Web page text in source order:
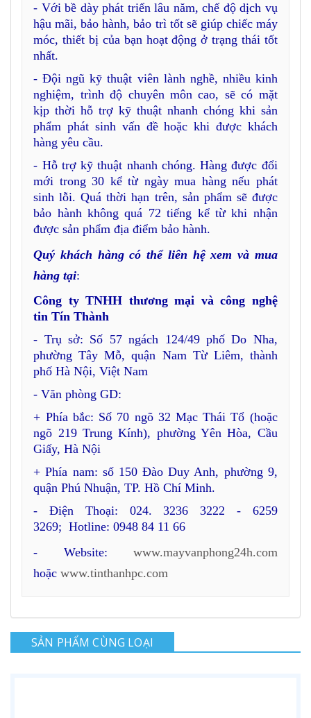
- Với bề dày phát triển lâu năm, chế độ dịch vụ
hậu mãi, bảo hành, bảo trì tốt sẽ giúp chiếc máy
móc, thiết bị của bạn hoạt động ở trạng thái tốt
nhất.
- Đội ngũ kỹ thuật viên lành nghề, nhiều kinh
nghiệm, trình độ chuyên môn cao, sẽ có mặt
kịp thời hỗ trợ kỹ thuật nhanh chóng khi sản
phẩm phát sinh vấn đề hoặc khi được khách
hàng yêu cầu.
- Hỗ trợ kỹ thuật nhanh chóng. Hàng được đổi
mới trong 30 kể từ ngày mua hàng nếu phát
sinh lỗi. Quá thời hạn trên, sản phẩm sẽ được
bảo hành không quá 72 tiếng kể từ khi nhận
được sản phẩm địa điểm bảo hành.
Quý khách hàng có thể liên hệ xem và mua
hàng tại:
Công ty TNHH thương mại và công nghệ
tin Tín Thành
- Trụ sở: Số 57 ngách 124/49 phố Do Nha,
phường Tây Mỗ, quận Nam Từ Liêm, thành
phố Hà Nội, Việt Nam
- Văn phòng GD:
+ Phía bắc: Số 70 ngõ 32 Mạc Thái Tổ (hoặc
ngõ 219 Trung Kính), phường Yên Hòa, Cầu
Giấy, Hà Nội
+ Phía nam: số 150 Đào Duy Anh, phường 9,
quận Phú Nhuận, TP. Hồ Chí Minh.
- Điện Thoại: 024. 3236 3222 - 6259
3269; Hotline: 0948 84 11 66
- Website: www.mayvanphong24h.com
hoặcwww.tinthanhpc.com
SẢN PHẨM CÙNG LOẠI